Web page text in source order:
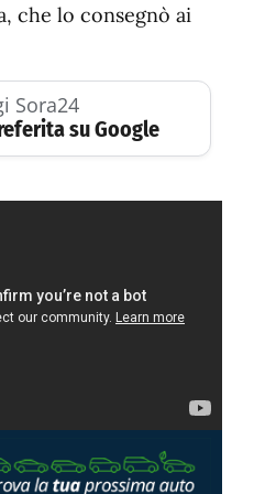
che lo consegnò ai
Sora24
su Google